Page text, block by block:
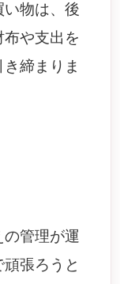
物は、後
や支出を
締まりま
管理が運
張ろうと